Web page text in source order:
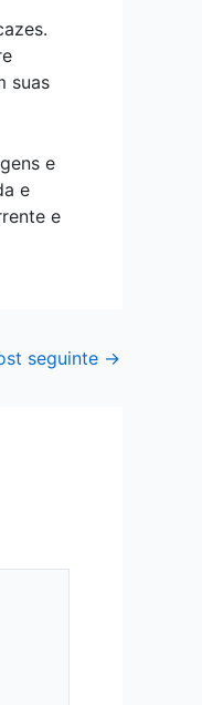
suas
e
e
e
seguinte →